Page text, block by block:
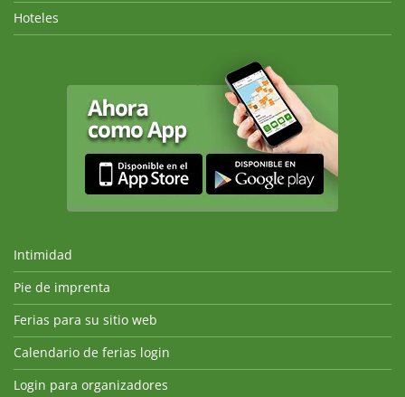
Hoteles
Intimidad
Pie de imprenta
Ferias para su sitio web
Calendario de ferias login
Login para organizadores